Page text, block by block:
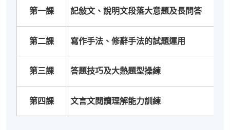
第一課 記敍文、說明文段落大意題及長問答
第二課 寫作手法、修辭手法的試題運用
第三課 答題技巧及大熱題型操練
第四課 文言文閱讀理解能力訓練